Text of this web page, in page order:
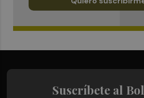
Suscríbete al